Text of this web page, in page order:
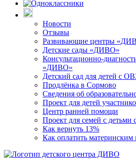
Новости
Отзывы
Развивающие центры
Детские сады «ДИВО»
Консультационно-
«ДИВО»
Детский сад для детей с
Продлёнка в Сормово
Сведения об
Проект для детей
Центр ранней помощи
Проект для семей с детьми
Как вернуть 13%
Как оплатить материнским